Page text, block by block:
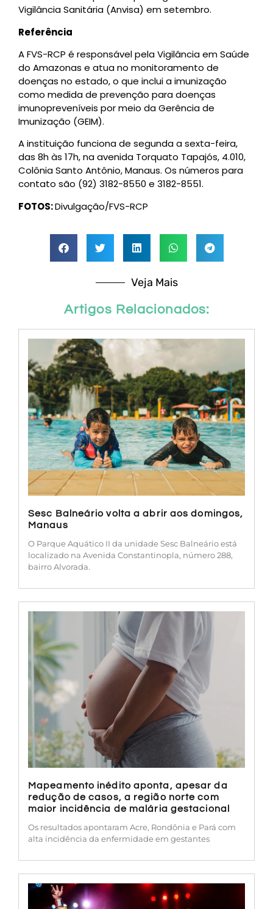
Vigilância Sanitária (Anvisa) em setembro.
Referência
A FVS-RCP é responsável pela Vigilância em Saúde
do Amazonas e atua no monitoramento de
doenças no estado, o que inclui a imunização
como medida de prevenção para doenças
imunopreveníveis por meio da Gerência de
Imunização (GEIM).
A instituição funciona de segunda a sexta-feira,
das 8h às 17h, na avenida Torquato Tapajós, 4.010,
Colônia Santo Antônio, Manaus. Os números para
contato são (92) 3182-8550 e 3182-8551.
FOTOS:Divulgação/FVS-RCP
Veja Mais
Artigos Relacionados:
Sesc Balneário volta a abrir aos domingos,
Manaus
O Parque Aquático II da unidade Sesc Balneário está
localizado na Avenida Constantinopla, número 288,
bairro Alvorada.
Mapeamento inédito aponta, apesar da
redução de casos, a região norte com
maior incidência de malária gestacional
Os resultados apontaram Acre, Rondônia e Pará com
alta incidência da enfermidade em gestantes